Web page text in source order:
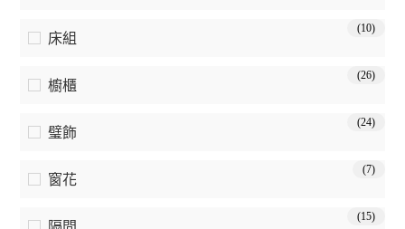
床組
(10)
櫥櫃
(26)
璧飾
(24)
窗花
(7)
(15)